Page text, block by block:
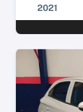
2021